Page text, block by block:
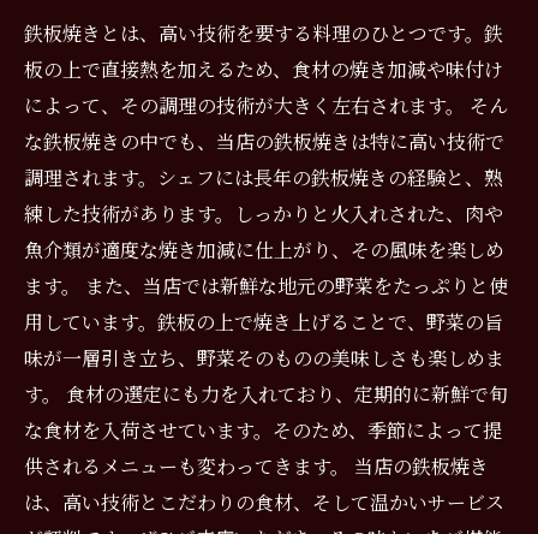
鉄板焼きとは、高い技術を要する料理のひとつです。鉄
板の上で直接熱を加えるため、食材の焼き加減や味付け
によって、その調理の技術が大きく左右されます。 そん
な鉄板焼きの中でも、当店の鉄板焼きは特に高い技術で
調理されます。シェフには長年の鉄板焼きの経験と、熟
練した技術があります。しっかりと火入れされた、肉や
魚介類が適度な焼き加減に仕上がり、その風味を楽しめ
ます。 また、当店では新鮮な地元の野菜をたっぷりと使
用しています。鉄板の上で焼き上げることで、野菜の旨
味が一層引き立ち、野菜そのものの美味しさも楽しめま
す。 食材の選定にも力を入れており、定期的に新鮮で旬
な食材を入荷させています。そのため、季節によって提
供されるメニューも変わってきます。 当店の鉄板焼き
は、高い技術とこだわりの食材、そして温かいサービス